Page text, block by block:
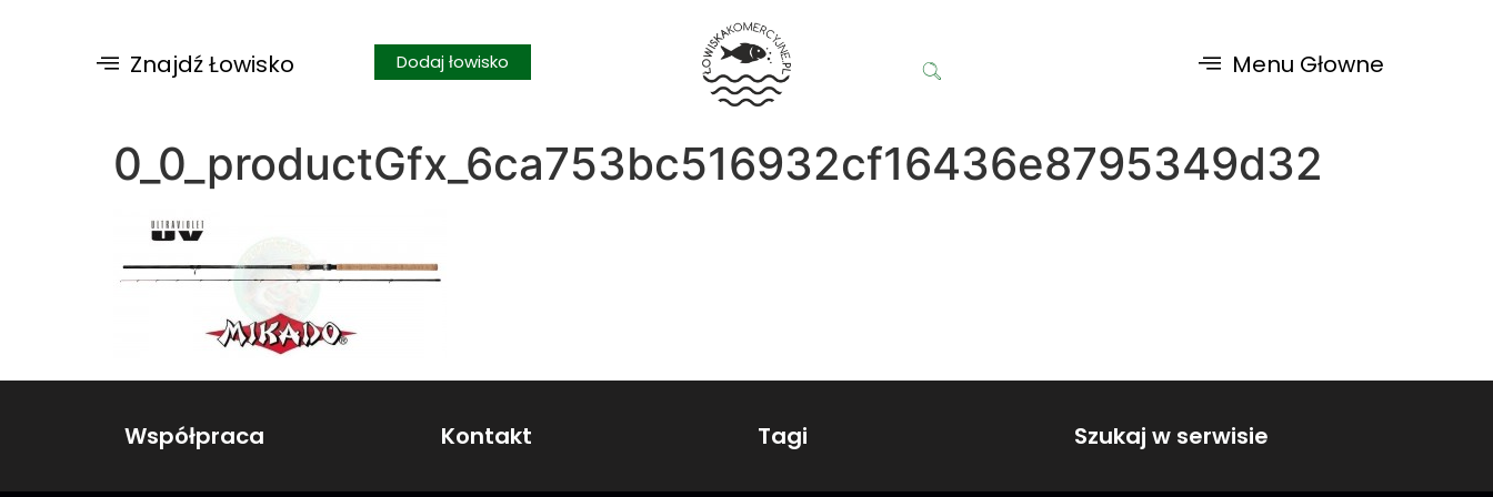
Znajdź Łowisko Dodaj łowisko Menu Głowne
0_0_productGfx_6ca753bc516932cf16436e8795349d32
Współpraca Kontakt Tagi Szukaj w serwisie